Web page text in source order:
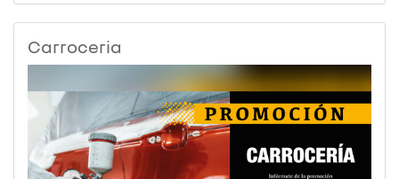
Carroceria